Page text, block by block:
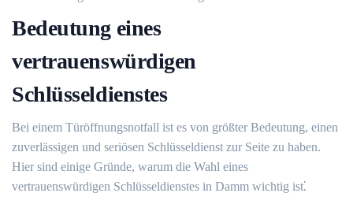
Bedeutung eines
vertrauenswürdigen
Schlüsseldienstes
Bei einem Türöffnungsnotfall ist es von größter Bedeutung, einen
zuverlässigen und seriösen Schlüsseldienst zur Seite zu haben.​
Hier sind einige Gründe, warum die Wahl eines
vertrauenswürdigen Schlüsseldienstes in Damm wichtig ist⁚